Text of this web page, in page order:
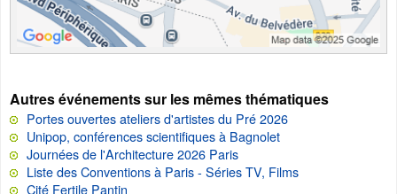
Autres événements sur les mêmes thématiques
Portes ouvertes ateliers d'artistes du Pré 2026
Unipop, conférences scientifiques à Bagnolet
Journées de l'Architecture 2026 Paris
Liste des Conventions à Paris - Séries TV, Films
Cité Fertile Pantin